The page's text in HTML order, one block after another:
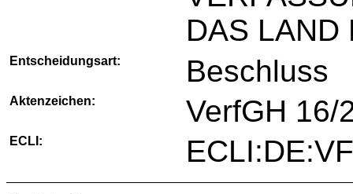
DAS LAND
Entscheidungsart: Beschluss
Aktenzeichen: VerfGH 16/
ECLI: